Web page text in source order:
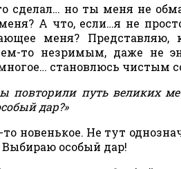
сделал… но ты меня не
А что, если…я не
меня?
то незримым, даже не
становлюсь чистым
повторили путь великих
дар?»
то новенькое. Не тут
особый дар!